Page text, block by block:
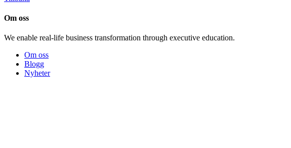
Om oss
We enable real-life business transformation through executive education.
Om oss
Blogg
Nyheter